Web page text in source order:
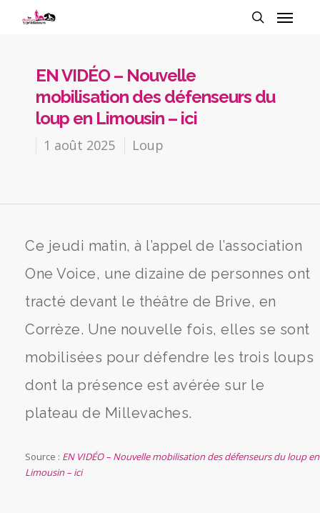
EN VIDÉO – Nouvelle
mobilisation des défenseurs du
loup en Limousin – ici
1 août 2025 Loup
Ce jeudi matin, à l’appel de l’association
One Voice, une dizaine de personnes ont
tracté devant le théâtre de Brive, en
Corrèze. Une nouvelle fois, elles se sont
mobilisées pour défendre les trois loups
dont la présence est avérée sur le
plateau de Millevaches.
Source : EN VIDÉO – Nouvelle mobilisation des défenseurs du loup en
Limousin – ici